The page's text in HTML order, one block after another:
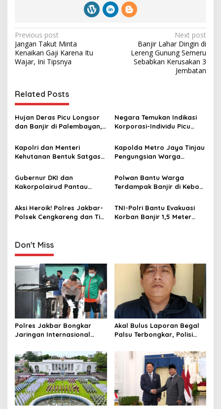
P
o
s
n
a
v
i
g
a
t
i
o
n
Previous post
Jangan Takut Minta
Kenaikan Gaji Karena Itu
Wajar, Ini Tipsnya
Next post
Banjir Lahar Dingin di
Lereng Gunung Semeru
Sebabkan Kerusakan 3
Jembatan
Related Posts
Hujan Deras Picu Longsor
dan Banjir di Palembayan,
Negara Temukan Indikasi
Korporasi-Individu Picu
Kapolri dan Menteri
Kehutanan Bentuk Satgas
Kayu yang diduga
akibatkan Bencana di Aceh
dan Sumatera
Kapolda Metro Jaya Tinjau
Pengungsian Warga
Pancoran
Gubernur DKI dan
Kakorpolairud Pantau
Polwan Bantu Warga
Terdampak Banjir di Kebon
dan Layanan Kesehatan
Aksi Heroik! Polres Jakbar-
Polsek Cengkareng dan Tim
Tengah Banjir
TNI-Polri Bantu Evakuasi
Korban Banjir 1,5 Meter
Don't Miss
Polres Jakbar Bongkar
Jaringan Internasional
Narkoba, 7 Tersangka
Diringkus dan Barang Bukti
1,1 Ton Rp119 Miliar
Dimusnahkan
Akal Bulus Laporan Begal
Palsu Terbongkar, Polisi
Perusahaan untuk Crypto